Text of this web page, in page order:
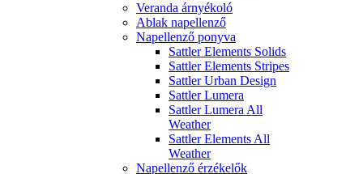
Veranda árnyékoló
Ablak napellenző
Napellenző ponyva
Sattler Elements Solids
Sattler Elements Stripes
Sattler Urban Design
Sattler Lumera
Sattler Lumera All
Weather
Sattler Elements All
Weather
Napellenző érzékelők